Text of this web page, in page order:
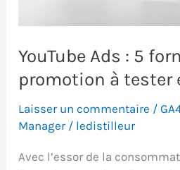
YouTube Ads : 5
promotion à tester
Laisser un commentaire /
Manager/ ledistilleur
Avec l’essor de la